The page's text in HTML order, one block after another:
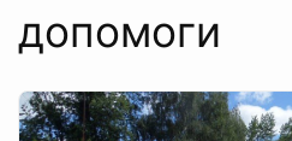
допомоги